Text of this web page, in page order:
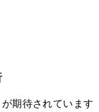
期待されています